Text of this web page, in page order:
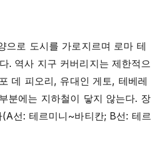
으로 도시를 가로지르며 로마 테
. 역사 지구 커버리지는 제한적으
데 피오리, 유대인 게토, 테베레
분에는 지하철이 닿지 않는다. 장
선: 테르미니~바티칸; B선: 테르